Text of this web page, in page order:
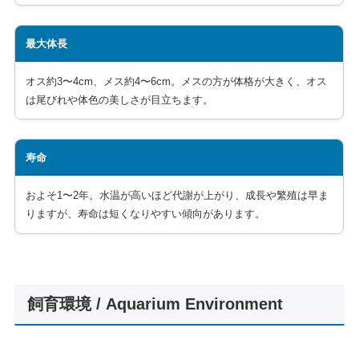
最大体長
オス約3〜4cm、メス約4〜6cm。メスの方が体格が大きく、オス
は尾びれや体色の美しさが目立ちます。
寿命
およそ1〜2年。水温が高いほど代謝が上がり、成長や繁殖は早ま
りますが、寿命は短くなりやすい傾向があります。
飼育環境 / Aquarium Environment